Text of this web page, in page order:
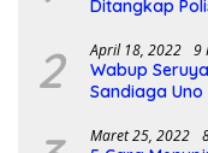
Ditangkap
2 April 18, 2022 9
Wabup
Sandiaga Uno
Maret 25, 2022